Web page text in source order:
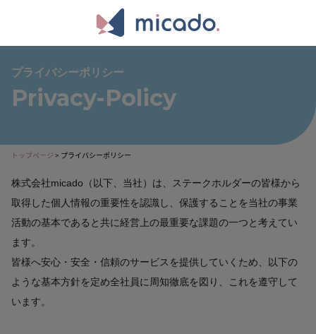
プライバシーポリシー
Privacy-Policy
トップページ > プライバシーポリシー
株式会社micado（以下、当社）は、ステークホルダーの皆様から
取得した個人情報の重要性を認識し、保護することを当社の事業
活動の基本であると共に経営上の最重要な課題の一つと考えてい
ます。
皆様へ安心・安全・信頼のサービスを提供していくため、以下の
ような基本方針を定め全社員に周知徹底を図り、これを遵守して
います。